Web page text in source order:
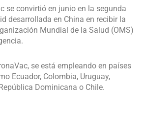
se convirtió en junio en la segunda
desarrollada en China en recibir la
Mundial de la Salud (OMS)
se está empleando en países
Ecuador, Colombia, Uruguay,
Dominicana o Chile.